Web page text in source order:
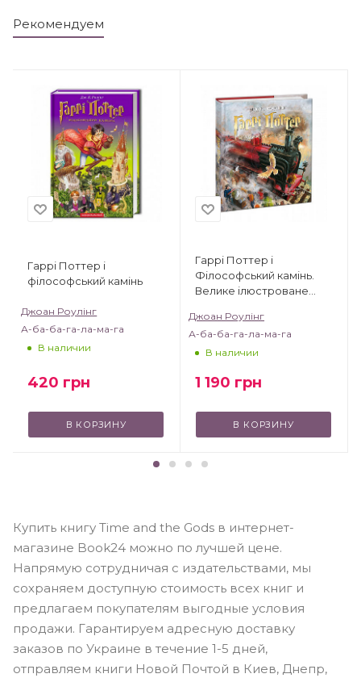
Рекомендуем
Гаррі Поттер і
філософський камінь
Джоан Роулінг
А-ба-ба-га-ла-ма-га
В наличии
420 грн
В КОРЗИНУ
Гаррі Поттер і
Філософський камінь.
Велике ілюстроване
Джоан Роулінг
А-ба-ба-га-ла-ма-га
В наличии
1 190 грн
В КОРЗИНУ
Купить книгу Time and the Gods в интернет-
магазине Book24 можно по лучшей цене.
Напрямую сотрудничая с издательствами, мы
сохраняем доступную стоимость всех книг и
предлагаем покупателям выгодные условия
продажи. Гарантируем адресную доставку
заказов по Украине в течение 1-5 дней,
отправляем книги Новой Почтой в Киев, Днепр,